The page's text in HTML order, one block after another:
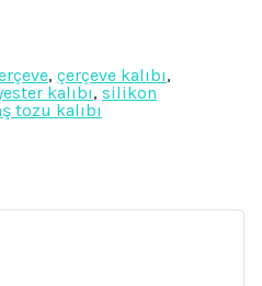
, çerçeve kalıbı,
kalıbı, silikon
tozu kalıbı